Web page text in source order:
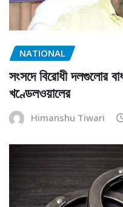
NATIONAL
সংসদে বিরোধী দলগুলোর
খণ্ডেলওয়ালের
Himanshu Tiwari